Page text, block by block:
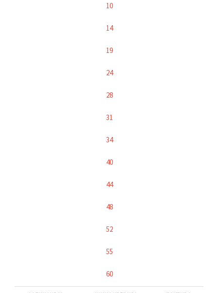
10
14
19
24
28
31
34
40
44
48
52
55
60